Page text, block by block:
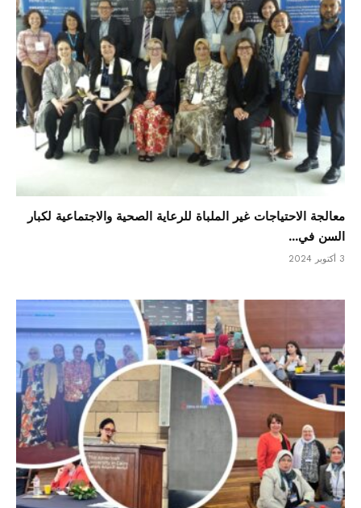
معالجة الاحتياجات غير الملباة للرعاية الصحية والاجتماعية لكبار
السن في...
3 أكتوبر 2024